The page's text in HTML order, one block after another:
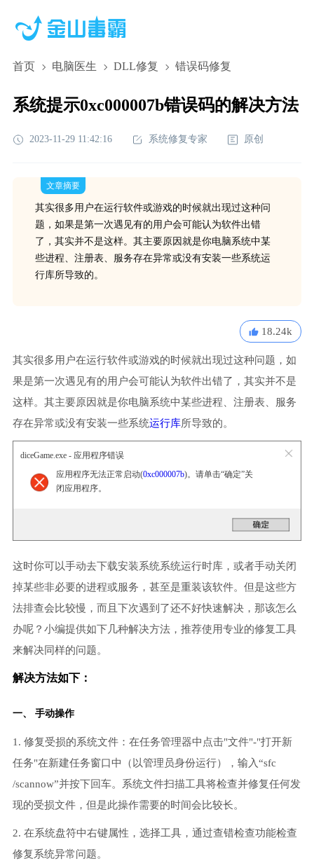
首页 电脑医生 DLL修复 错误码修复
系统提示0xc000007b错误码的解决方法
2023-11-29 11:42:16 系统修复专家 原创
文章摘要
其实很多用户在运行软件或游戏的时候就出现过这种问
题，如果是第一次遇见有的用户会可能认为软件出错
了，其实并不是这样。其主要原因就是你电脑系统中某
些进程、注册表、服务存在异常或没有安装一些系统运
行库所导致的。
18.24k
其实很多用户在运行软件或游戏的时候就出现过这种问题，如
果是第一次遇见有的用户会可能认为软件出错了，其实并不是
这样。其主要原因就是你电脑系统中某些进程、注册表、服务
存在异常或没有安装一些系统运行库所导致的。
diceGame.exe - 应用程序错误
应用程序无法正常启动(0xc000007b)。请单击“确定”关
闭应用程序。
这时你可以手动去下载安装系统系统运行时库，或者手动关闭
掉某些非必要的进程或服务，甚至是重装该软件。但是这些方
法排查会比较慢，而且下次遇到了还不好快速解决，那该怎么
办呢？小编提供如下几种解决方法，推荐使用专业的修复工具
来解决同样的问题。
解决方法如下：
一、 手动操作
1. 修复受损的系统文件：在任务管理器中点击"文件"-"打开新
任务"在新建任务窗口中（以管理员身份运行），输入“sfc
/scannow”并按下回车。系统文件扫描工具将检查并修复任何发
现的受损文件，但是此操作需要的时间会比较长。
2. 在系统盘符中右键属性，选择工具，通过查错检查功能检查
修复系统异常问题。